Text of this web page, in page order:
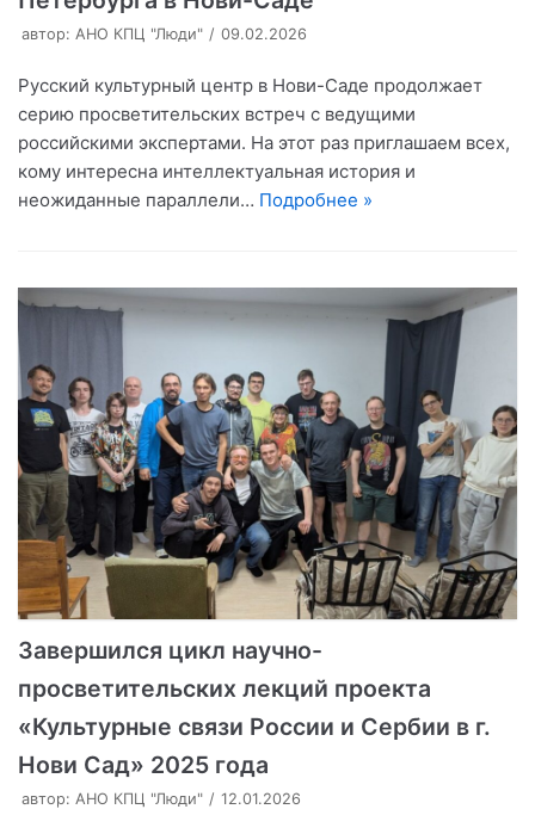
автор: АНО КПЦ "Люди" 09.02.2026
Русский культурный центр в Нови-Саде продолжает
серию просветительских встреч с ведущими
российскими экспертами. На этот раз приглашаем всех,
кому интересна интеллектуальная история и
неожиданные параллели… Подробнее »
Завершился цикл научно-
просветительских лекций проекта
«Культурные связи России и Сербии в г.
Нови Сад» 2025 года
автор: АНО КПЦ "Люди" 12.01.2026